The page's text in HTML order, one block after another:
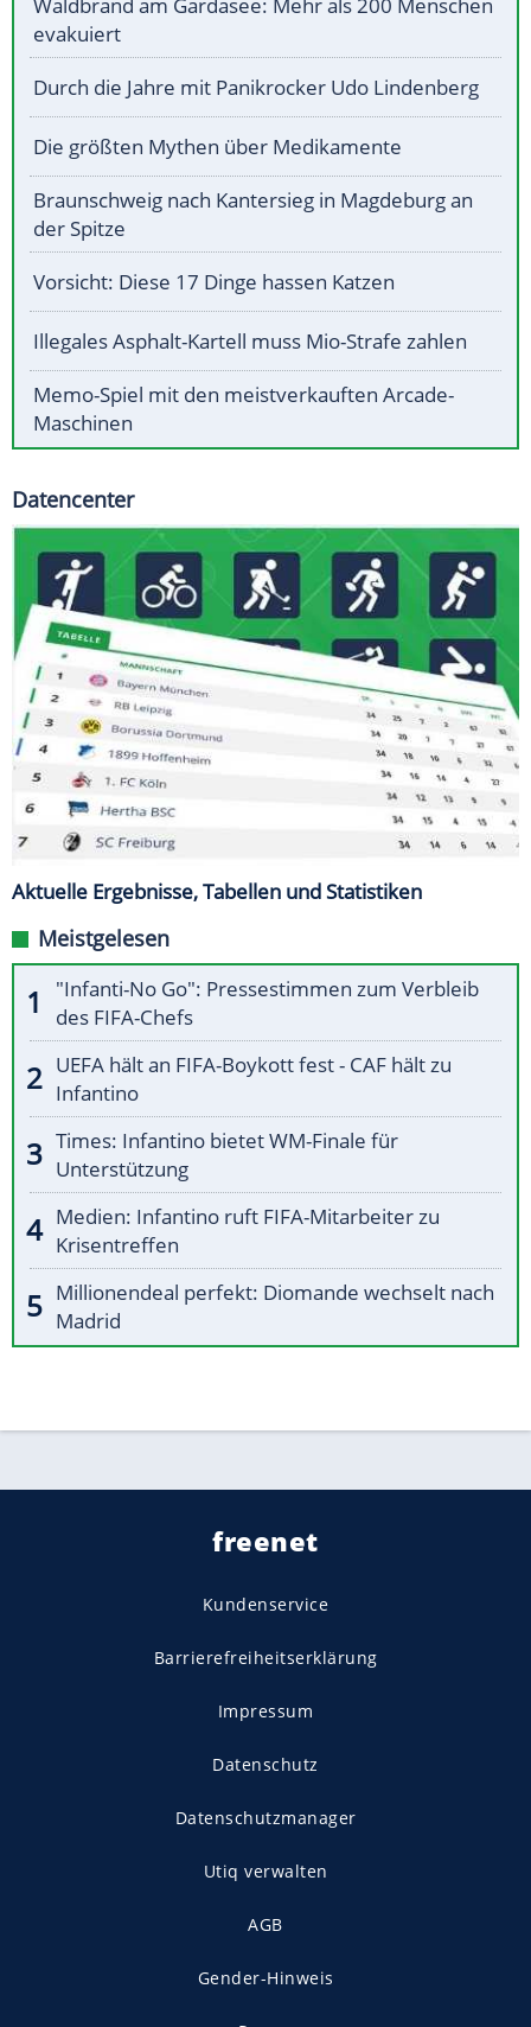
Waldbrand am Gardasee: Mehr als 200 Menschen
evakuiert
Durch die Jahre mit Panikrocker Udo Lindenberg
Die größten Mythen über Medikamente
Braunschweig nach Kantersieg in Magdeburg an
der Spitze
Vorsicht: Diese 17 Dinge hassen Katzen
Illegales Asphalt-Kartell muss Mio-Strafe zahlen
Memo-Spiel mit den meistverkauften Arcade-
Maschinen
Datencenter
Aktuelle Ergebnisse, Tabellen und Statistiken
Meistgelesen
"Infanti-No Go": Pressestimmen zum Verbleib
des FIFA-Chefs
UEFA hält an FIFA-Boykott fest - CAF hält zu
Infantino
Times: Infantino bietet WM-Finale für
Unterstützung
Medien: Infantino ruft FIFA-Mitarbeiter zu
Krisentreffen
Millionendeal perfekt: Diomande wechselt nach
Madrid
freenet
Kundenservice
Barrierefreiheitserklärung
Impressum
Datenschutz
Datenschutzmanager
Utiq verwalten
AGB
Gender-Hinweis